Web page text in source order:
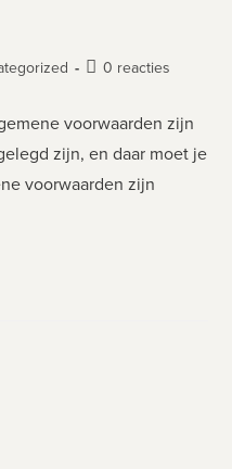
0 reacties
voorwaarden zijn
zijn, en daar moet je
voorwaarden zijn